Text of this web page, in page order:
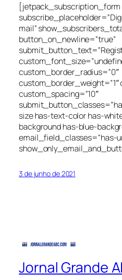
[jetpack_subscription_form
mail”
button_on_newline=”true”
custom_border_radius=”0″
custom_border_weight=”1″
custom_spacing=”10″
size has-text-color has-
background has-blue-
email_field_classes=”has-
3 de junho de 2021
Jornal Grande